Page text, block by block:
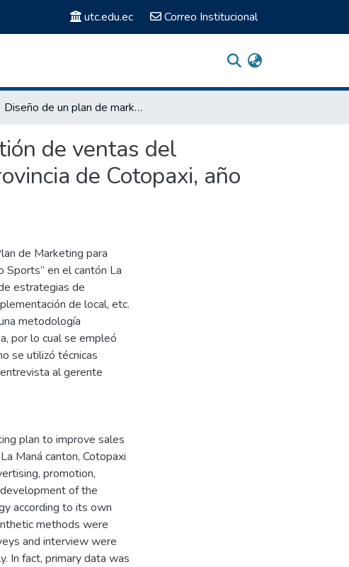
utc.edu.ec Correo Institucional
Diseño de un plan de marketing para mejorar la gestión de ventas del almacén “Contagio Sports” en el cantón La Maná, provincia de Cotopaxi, año 2013
de ventas del
de Cotopaxi, año
de Marketing para
Sports” en el cantón La
estrategias de
de local, etc.
metodología
por lo cual se empleó
se utilizó técnicas
al gerente
plan to improve sales
Maná canton, Cotopaxi
promotion,
of the
according to its own
methods were
and interview were
In fact, primary data was